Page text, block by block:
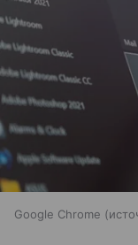
Google Chrome